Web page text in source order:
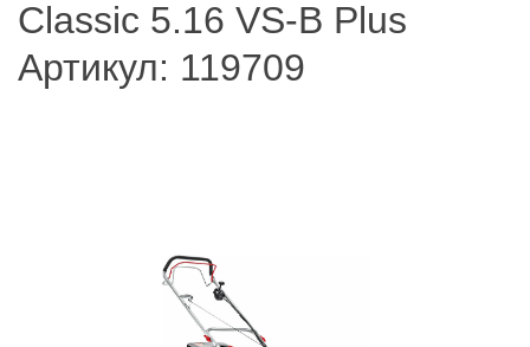
Classic 5.16 VS-B Plus
Артикул: 119709